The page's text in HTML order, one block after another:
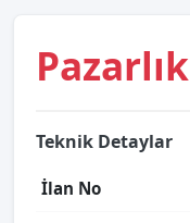
Pazarlık
Teknik Detaylar
İlan No